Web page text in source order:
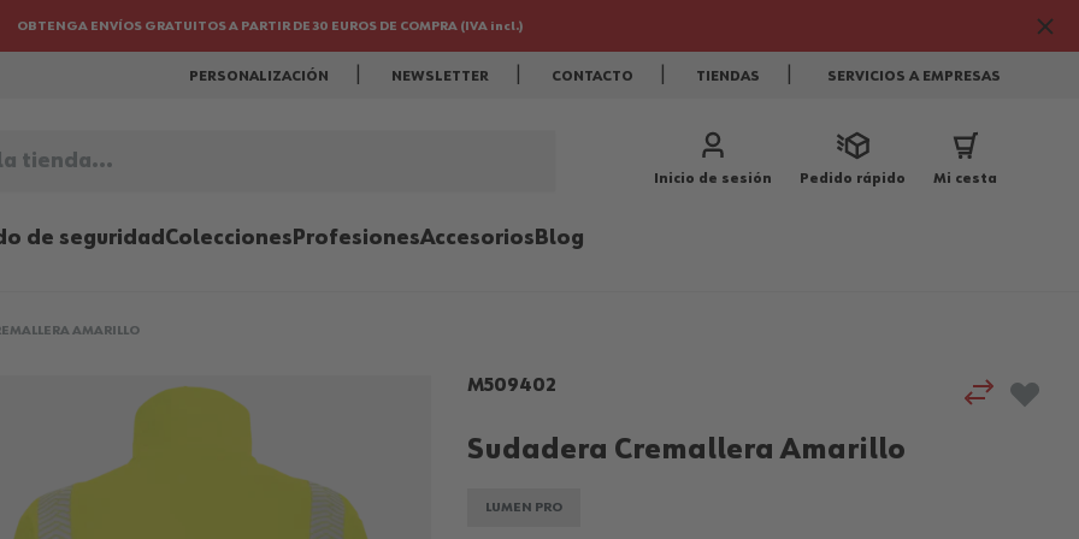
OBTENGA ENVÍOS GRATUITOS A PARTIR DE 30 EUROS DE COMPRA (IVA incl.)
PERSONALIZACIÓN NEWSLETTER CONTACTO TIENDAS SERVICIOS A EMPRESAS
Inicio de sesión Pedido rápido Mi cesta
de seguridad Colecciones ProfesionesAccesorios Blog
AMARILLO
M509402
Sudadera Cremallera Amarillo
LUMEN PRO